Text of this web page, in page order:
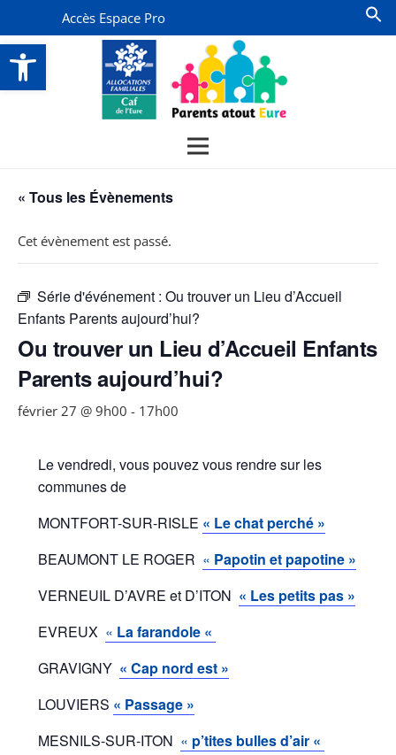
Ouvrir la barre d’outils
Accès Espace Pro
« Tous les Évènements
Cet évènement est passé.
Série d'événement : Ou trouver un Lieu d’Accueil
Enfants Parents aujourd’hui?
Ou trouver un Lieu d’Accueil Enfants
Parents aujourd’hui?
février 27 @ 9h00 - 17h00
Le vendredi, vous pouvez vous rendre sur les
communes de
MONTFORT-SUR-RISLE « Le chat perché »
BEAUMONT LE ROGER « Papotin et papotine »
VERNEUIL D’AVRE et D’ITON « Les petits pas »
EVREUX « La farandole «
GRAVIGNY « Cap nord est »
LOUVIERS « Passage »
MESNILS-SUR-ITON « p’tites bulles d’air «